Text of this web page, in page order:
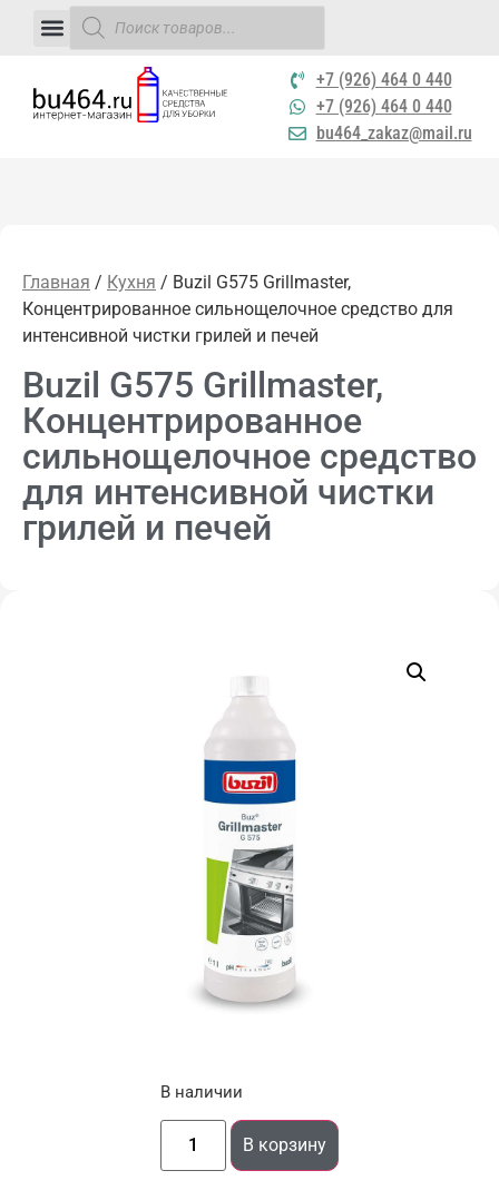
+7 (926) 464 0 440
+7 (926) 464 0 440
bu464_zakaz@mail.ru
Главная / Кухня / Buzil G575 Grillmaster,
Концентрированное сильнощелочное средство для
интенсивной чистки грилей и печей
Buzil G575 Grillmaster,
Концентрированное
сильнощелочное средство
для интенсивной чистки
грилей и печей
В наличии
В корзину